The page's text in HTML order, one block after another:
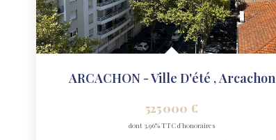
ARCACHON - Ville D'été ,Arcachon
525 000 €
dont 3,96% TTC d'honoraires